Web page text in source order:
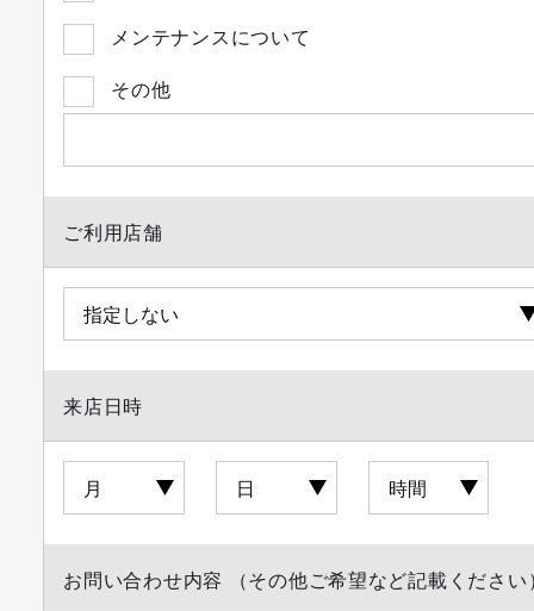
メンテナンスについて
その他
ご利用店舗
来店日時
お問い合わせ内容 （その他ご希望など記載ください